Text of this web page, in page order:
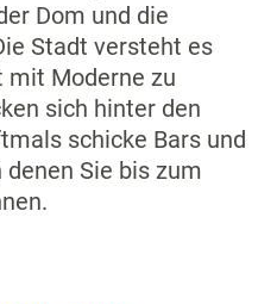
Dom und die
Stadt versteht es
mit Moderne zu
sich hinter den
schicke Bars und
Sie bis zum